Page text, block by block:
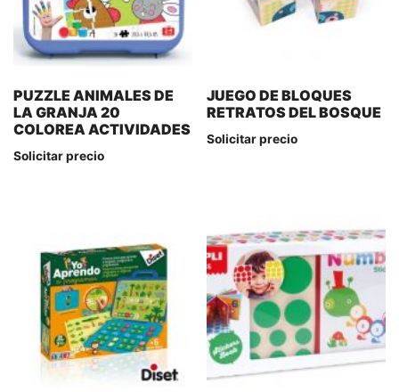
PUZZLE ANIMALES DE
LA GRANJA 20
COLOREA ACTIVIDADES
Solicitar precio
JUEGO DE BLOQUES
RETRATOS DEL BOSQUE
Solicitar precio